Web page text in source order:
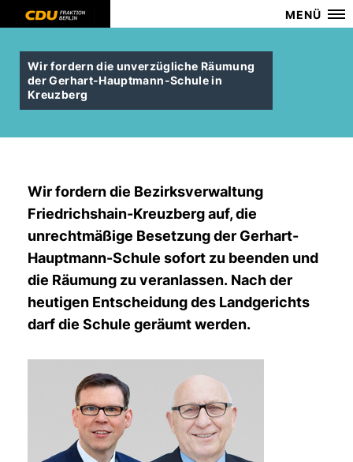
MENÜ
Wir fordern die unverzügliche Räumung
der Gerhart-Hauptmann-Schule in
Kreuzberg
Wir fordern die Bezirksverwaltung
Friedrichshain-Kreuzberg auf, die
unrechtmäßige Besetzung der Gerhart-
Hauptmann-Schule sofort zu beenden und
die Räumung zu veranlassen. Nach der
heutigen Entscheidung des Landgerichts
darf die Schule geräumt werden.